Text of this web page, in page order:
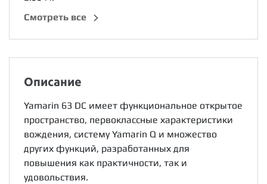
Cмотреть все
Описание
Yamarin 63 DC имеет функциональное открытое
пространство, первоклассные характеристики
вождения, систему Yamarin Q и множество
других функций, разработанных для
повышения как практичности, так и
удовольствия.